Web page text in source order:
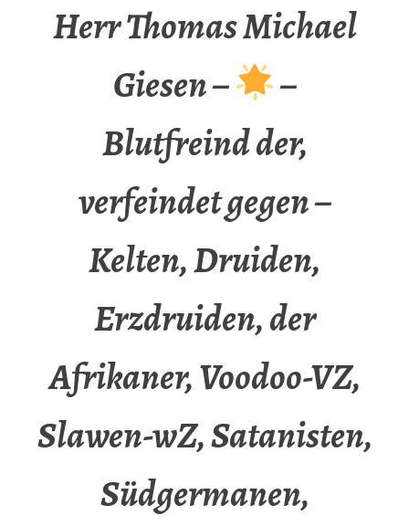
Herr Thomas Michael
Giesen –
–
Blutfreind der,
verfeindet gegen –
Kelten, Druiden,
Erzdruiden, der
Afrikaner, Voodoo-VZ,
Slawen-wZ, Satanisten,
Südgermanen,